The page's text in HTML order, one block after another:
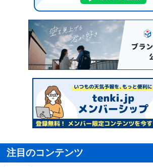
注目のコンテンツ